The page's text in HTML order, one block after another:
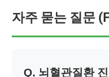
자주 묻는 질문
Q. 뇌혈관질환